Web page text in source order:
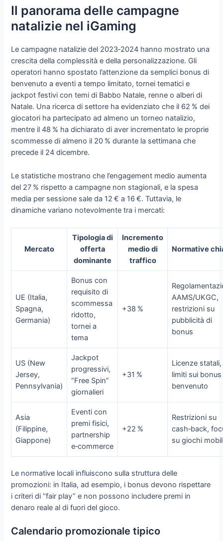
Il panorama delle campagne
natalizie nel iGaming
Le campagne natalizie del 2023‑2024 hanno mostrato una
crescita della complessità e della personalizzazione. Gli
operatori hanno spostato l’attenzione da semplici bonus di
benvenuto a eventi a tempo limitato, tornei tematici e
jackpot festivi con temi di Babbo Natale, renne o alberi di
Natale. Una ricerca di settore ha evidenziato che il 62 % dei
giocatori ha partecipato ad almeno un torneo natalizio,
mentre il 48 % ha dichiarato di aver incrementato le proprie
scommesse di almeno il 20 % durante la settimana che
precede il 24 dicembre.
Le statistiche mostrano che l’engagement medio aumenta
del 27 % rispetto a campagne non stagionali, e la spesa
media per sessione sale da 12 € a 16 €. Tuttavia, le
dinamiche variano notevolmente tra i mercati:
Mercato
Tipologia di
offerta
dominante
Incremento
medio di
traffico
Normative
UE (Italia,
Spagna,
Germania)
Bonus con
requisito di
scommessa
ridotto,
tornei a
tema
+38 %
AAMS/UKGC,
restrizioni su
pubblicità di
bonus
US (New
Jersey,
Pennsylvania)
Jackpot
progressivi,
“Free Spin”
giornalieri
+31 %
Licenze statali,
limiti sui
benvenuto
Asia
(Filippine,
Giappone)
Eventi con
premi fisici,
partnership
e‑commerce
+22 %
Restrizioni su
cash‑back,
su giochi
Le normative locali influiscono sulla struttura delle
promozioni: in Italia, ad esempio, i bonus devono rispettare
i criteri di “fair play” e non possono includere premi in
denaro reale al di fuori del gioco.
Calendario promozionale tipico